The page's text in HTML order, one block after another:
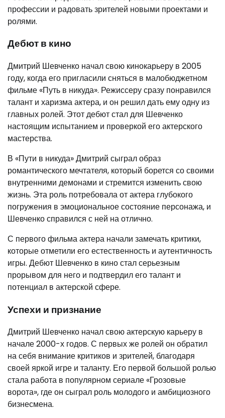
профессии и радовать зрителей новыми проектами и
ролями.
Дебют в кино
Дмитрий Шевченко начал свою кинокарьеру в 2005
году, когда его пригласили сняться в малобюджетном
фильме «Путь в никуда». Режиссеру сразу понравился
талант и харизма актера, и он решил дать ему одну из
главных ролей. Этот дебют стал для Шевченко
настоящим испытанием и проверкой его актерского
мастерства.
В «Пути в никуда» Дмитрий сыграл образ
романтического мечтателя, который борется со своими
внутренними демонами и стремится изменить свою
жизнь. Эта роль потребовала от актера глубокого
погружения в эмоциональное состояние персонажа, и
Шевченко справился с ней на отлично.
С первого фильма актера начали замечать критики,
которые отметили его естественность и аутентичность
игры. Дебют Шевченко в кино стал серьезным
прорывом для него и подтвердил его талант и
потенциал в актерской сфере.
Успехи и признание
Дмитрий Шевченко начал свою актерскую карьеру в
начале 2000-х годов. С первых же ролей он обратил
на себя внимание критиков и зрителей, благодаря
своей яркой игре и таланту. Его первой большой ролью
стала работа в популярном сериале «Грозовые
ворота», где он сыграл роль молодого и амбициозного
бизнесмена.